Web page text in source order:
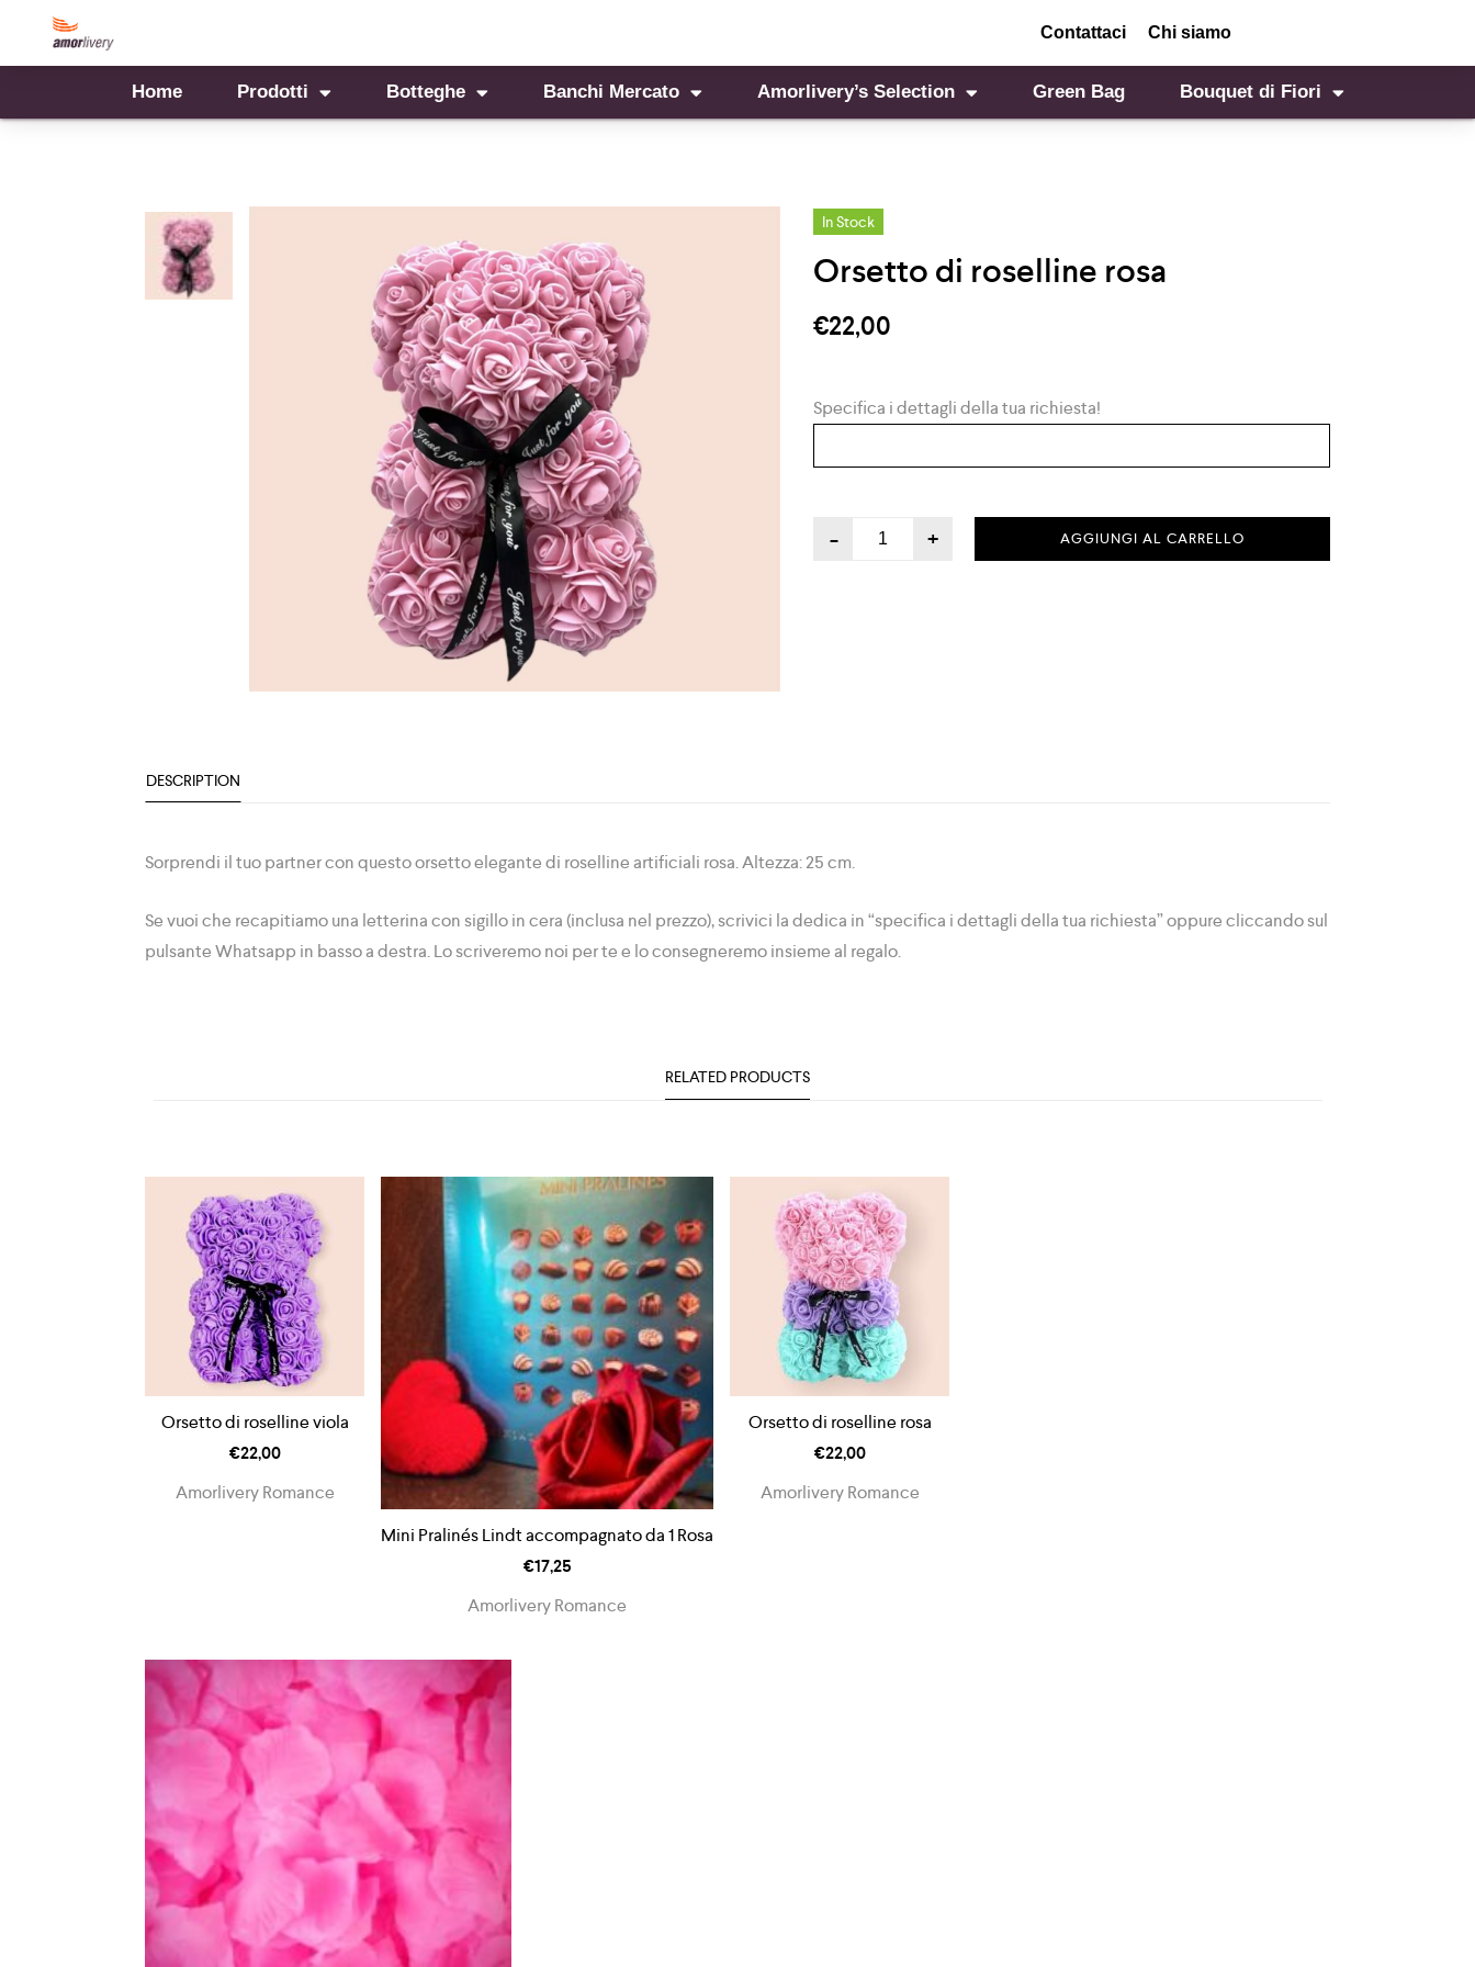
Contattaci Chi siamo
Home Prodotti Botteghe Banchi Mercato Amorlivery’s Selection Green Bag Bouquet di Fiori
In Stock
Orsetto di roselline rosa
€22,00
Specifica i dettagli della tua richiesta!
- + AGGIUNGI AL CARRELLO
DESCRIPTION
Sorprendi il tuo partner con questo orsetto elegante di roselline artificiali rosa. Altezza: 25 cm.
Se vuoi che recapitiamo una letterina con sigillo in cera (inclusa nel prezzo), scrivici la dedica in “specifica i dettagli della tua richiesta” oppure cliccando sul
pulsante Whatsapp in basso a destra. Lo scriveremo noi per te e lo consegneremo insieme al regalo.
RELATED PRODUCTS
Orsetto di roselline viola
€22,00
Amorlivery Romance
Mini Pralinés Lindt accompagnato da 1 Rosa
€17,25
Amorlivery Romance
Orsetto di roselline rosa
€22,00
Amorlivery Romance